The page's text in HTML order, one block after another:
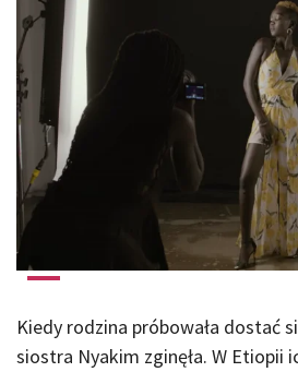
Kiedy rodzina próbowała dostać
siostra Nyakim zginęła. W Etiopii